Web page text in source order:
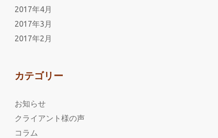
2017年4月
2017年3月
2017年2月
カテゴリー
お知らせ
クライアント様の声
コラム